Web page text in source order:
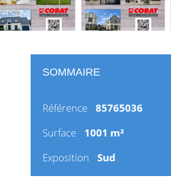
SOMMAIRE
Référence
85765036
Surface
1001 m²
Exposition
Sud